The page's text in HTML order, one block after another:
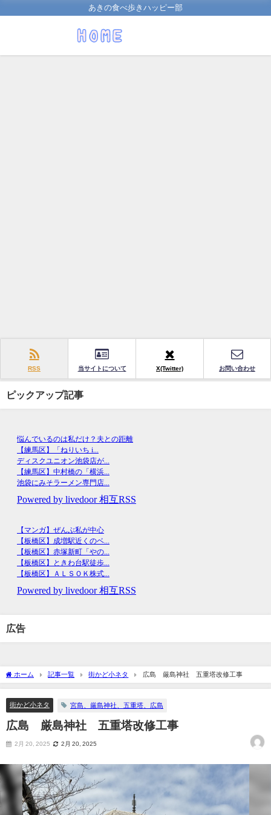
あきの食べ歩きハッピー部
RSS 当サイトについて X(Twitter) お問い合わせ
ピックアップ記事
広告
ホーム 記事一覧 街かど小ネタ 広島 厳島神社 五重塔改修工事
街かど小ネタ 宮島、厳島神社、五重塔、広島
広島 厳島神社 五重塔改修工事
2月 20, 2025 2月 20, 2025